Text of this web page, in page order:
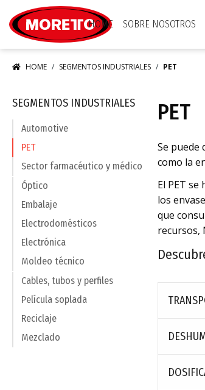
HOME
SOBRE NOSOTROS
HOME SEGMENTOS INDUSTRIALES PET
PET
Se puede
como la
El PET
los
que
recursos,
SEGMENTOS INDUSTRIALES
Automotive
PET
Sector farmacéutico y médico
Óptico
Embalaje
Electrodomésticos
Electrónica
Moldeo técnico
Cables, tubos y perfiles
Película soplada
Reciclaje
Mezclado